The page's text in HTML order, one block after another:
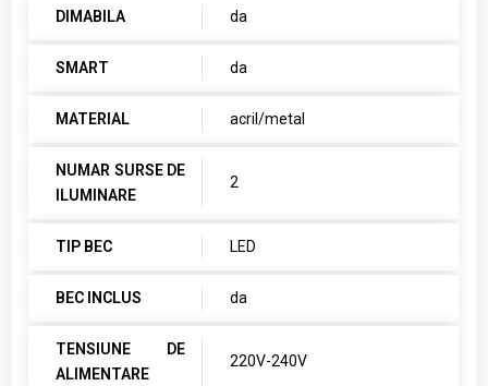
DIMABILA da
SMART da
MATERIAL acril/metal
NUMAR SURSE DE
ILUMINARE
2
TIP BEC LED
BEC INCLUS da
TENSIUNE DE
ALIMENTARE
220V-240V